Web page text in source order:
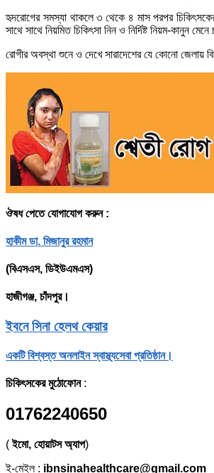
হৃদরোগের সমস্যা থাকলে ৩ থেকে ৪ মাস পরপর চিকিৎসকের
সাথে সাথে নিয়মিত চিকিৎসা নিন ও নির্দিষ্ট নিয়ম-কানুন
রোগীর অবস্থা শুনে ও দেখে সারাদেশের যে কোনো জেলায়
ঔষধ পেতে যোগাযোগ করুন :
হাকীম ডা. মিজানুর রহমান
(বিএসএস, ডিইউএমএস)
হাজীগঞ্জ, চাঁদপুর।
ইবনে সিনা হেলথ কেয়ার
একটি বিশ্বস্ত অনলাইন স্বাস্থ্যসেবা প্রতিষ্ঠান।
চিকিৎসকের মুঠোফোন:
01762240650
(ইমো, হোয়াটস অ্যাপ)
ই-মেইল : ibnsinahealthcare@gmail.com